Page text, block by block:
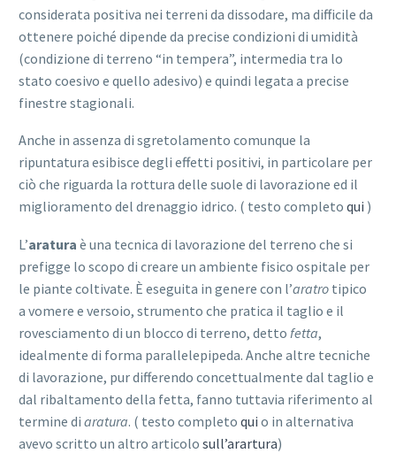
considerata positiva nei terreni da dissodare, ma difficile da
ottenere poiché dipende da precise condizioni di umidità
(condizione di terreno “in tempera”, intermedia tra lo
stato coesivo e quello adesivo) e quindi legata a precise
finestre stagionali.
Anche in assenza di sgretolamento comunque la
ripuntatura esibisce degli effetti positivi, in particolare per
ciò che riguarda la rottura delle suole di lavorazione ed il
miglioramento del drenaggio idrico. ( testo completo qui )
L’aratura è una tecnica di lavorazione del terreno che si
prefigge lo scopo di creare un ambiente fisico ospitale per
le piante coltivate. È eseguita in genere con l’aratro tipico
a vomere e versoio, strumento che pratica il taglio e il
rovesciamento di un blocco di terreno, detto fetta,
idealmente di forma parallelepipeda. Anche altre tecniche
di lavorazione, pur differendo concettualmente dal taglio e
dal ribaltamento della fetta, fanno tuttavia riferimento al
termine di aratura. ( testo completo qui o in alternativa
avevo scritto un altro articolo sull’arartura)